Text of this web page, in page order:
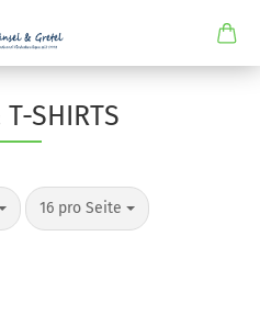
SHIRTS
16 pro Seite
pro Seite